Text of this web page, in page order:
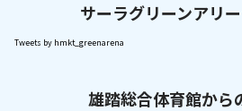
サーラグリーンアリ
Tweets by hmkt_greenarena
雄踏総合体育館から